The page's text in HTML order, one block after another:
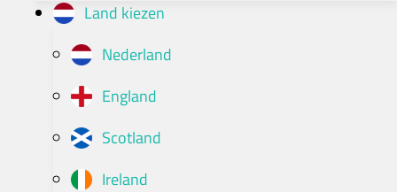
Land kiezen
Nederland
England
Scotland
Ireland